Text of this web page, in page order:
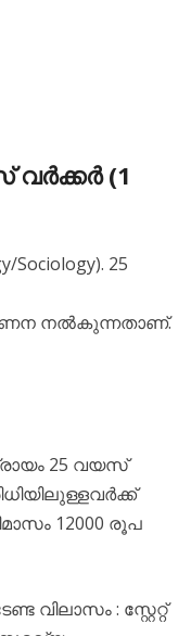
(1
25
നൽകുന്നതാണ്.
25 വയസ്
12000 രൂപ
വിലാസം : സ്റ്റേറ്റ്